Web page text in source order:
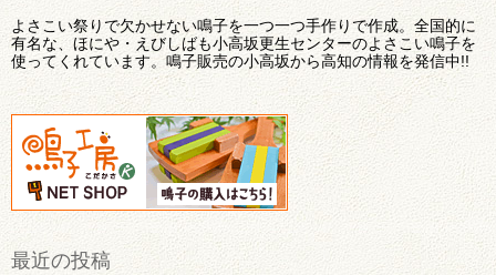
よさこい祭りで欠かせない鳴子を一つ一つ手作りで作成。全国的に
有名な、ほにや・えびしばも小高坂更生センターのよさこい鳴子を
使ってくれています。鳴子販売の小高坂から高知の情報を発信中!!
最近の投稿